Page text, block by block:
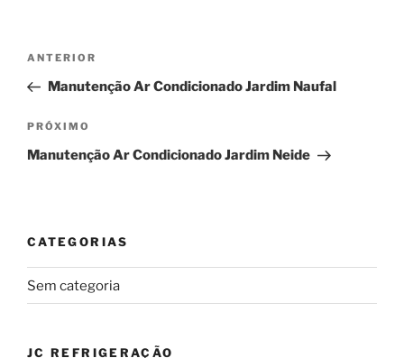
Navegação
Post
Post
anterior
ANTERIOR
Manutenção Ar Condicionado Jardim Naufal
Próximo
post
PRÓXIMO
Manutenção Ar Condicionado Jardim Neide
CATEGORIAS
Sem categoria
JC REFRIGERAÇÃO